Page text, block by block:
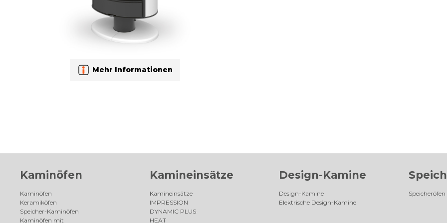
Mehr Informationen
Kaminöfen
Kaminöfen
Keramiköfen
Speicher-Kaminöfen
Kaminöfen mit
Kamineinsätze
Kamineinsätze
IMPRESSION
DYNAMIC PLUS
HEAT
Design-Kamine
Design-Kamine
Elektrische Design-Kamine
Speicheröfen